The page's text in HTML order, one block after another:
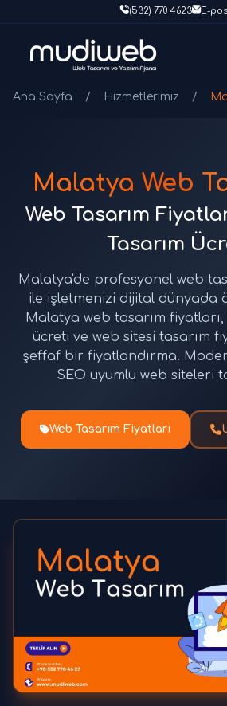
(532) 770 4623 E-
Ana Sayfa / Hizmetlerimiz /
Malatya Web
Web Tasarım
Tasarım
Malatya'de profesyonel web
ile işletmenizi dijital dünyada
Malatya web tasarım
ücreti ve web sitesi tasarım
şeffaf bir fiyatlandırma.
SEO uyumlu web siteleri
Web Tasarım Fiyatları